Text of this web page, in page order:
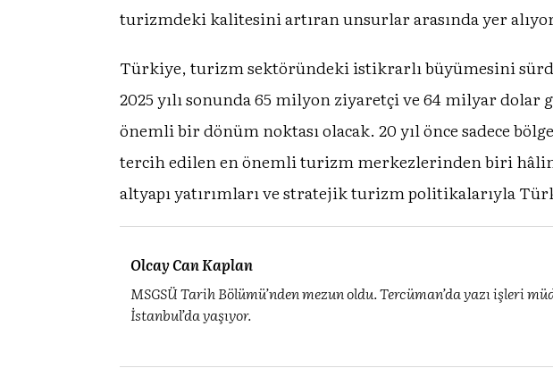
turizmdeki kalitesini artıran unsurlar arasında yer
Türkiye, turizm sektöründeki istikrarlı büyümesini
2025 yılı sonunda 65 milyon ziyaretçi ve 64 milyar
önemli bir dönüm noktası olacak. 20 yıl önce sadece
tercih edilen en önemli turizm merkezlerinden biri
altyapı yatırımları ve stratejik turizm politikalarıyla
Olcay Can Kaplan
MSGSÜ Tarih Bölümü’nden mezun oldu. Tercüman’da yazı işleri
İstanbul’da yaşıyor.